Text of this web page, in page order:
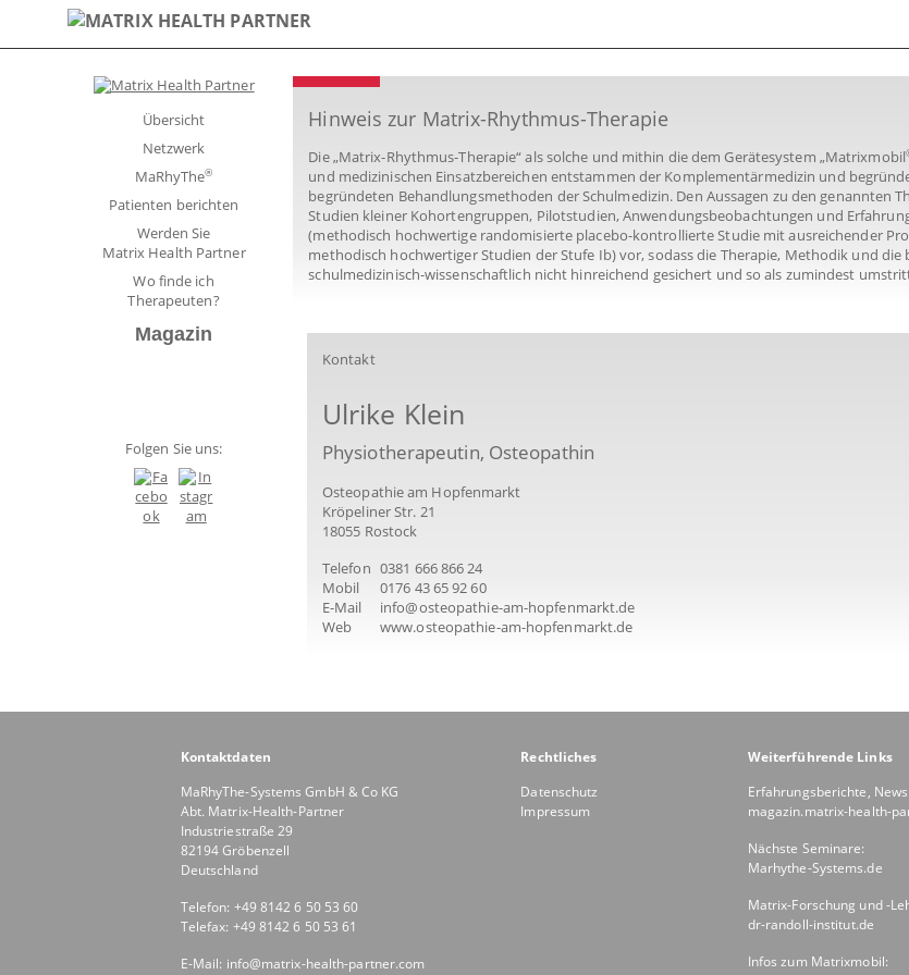
Übersicht
Netzwerk
MaRhyThe®
Patienten berichten
Werden Sie
Matrix Health Partner
Wo finde ich
Therapeuten?
Magazin
Folgen Sie uns:
Hinweis zur Matrix-Rhythmus-Therapie
Die „Matrix-Rhythmus-Therapie“ als solche und mithin die dem Gerätesystem „Matrixmobil
und medizinischen Einsatzbereichen entstammen der Komplementärmedizin und
begründeten Behandlungsmethoden der Schulmedizin. Den Aussagen zu den genannten
Studien kleiner Kohortengruppen, Pilotstudien, Anwendungsbeobachtungen und
(methodisch hochwertige randomisierte placebo-kontrollierte Studie mit ausreichender
methodisch hochwertiger Studien der Stufe Ib) vor, sodass die Therapie, Methodik und
schulmedizinisch-wissenschaftlich nicht hinreichend gesichert und so als zumindest
Kontakt
Ulrike Klein
Physiotherapeutin, Osteopathin
Osteopathie am Hopfenmarkt
Kröpeliner Str. 21
18055 Rostock
Telefon 0381 666 866 24
Mobil
0176 43 65 92 60
E-Mail
info@osteopathie-am-hopfenmarkt.de
Web
www.osteopathie-am-hopfenmarkt.de
Kontaktdaten
MaRhyThe-Systems GmbH & Co KG
Abt. Matrix-Health-Partner
Industriestraße 29
82194 Gröbenzell
Deutschland
Telefon: +49 8142 6 50 53 60
Telefax: +49 8142 6 50 53 61
E-Mail: info@matrix-health-partner.com
Rechtliches
Datenschutz
Impressum
Weiterführende Links
Erfahrungsberichte, News:
magazin.matrix-health-
Nächste Seminare:
Marhythe-Systems.de
Matrix-Forschung und -
dr-randoll-institut.de
Infos zum Matrixmobil: